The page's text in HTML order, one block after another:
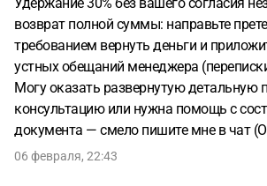
возврат полной суммы: направьте
требованием вернуть деньги и
устных обещаний менеджера
Могу оказать развернутую детальную
консультацию или нужна помощь с
документа — смело пишите мне в чат
06 февраля, 22:43